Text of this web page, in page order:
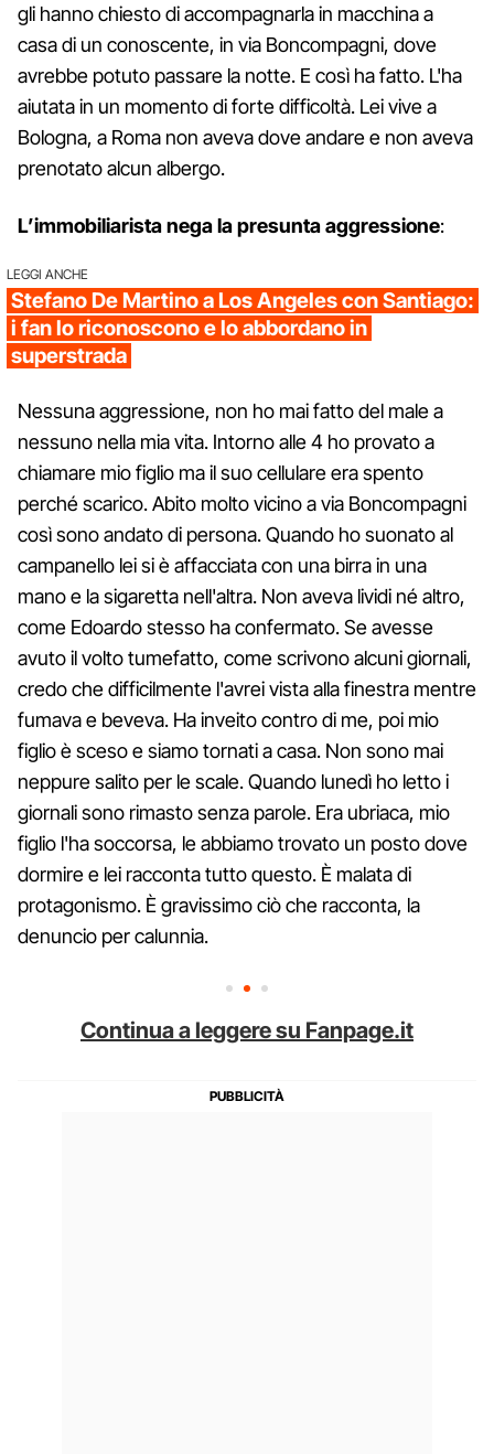
gli hanno chiesto di accompagnarla in macchina a
casa di un conoscente, in via Boncompagni, dove
avrebbe potuto passare la notte. E così ha fatto. L'ha
aiutata in un momento di forte difficoltà. Lei vive a
Bologna, a Roma non aveva dove andare e non aveva
prenotato alcun albergo.
L’immobiliarista nega la presunta aggressione:
LEGGI ANCHE
Stefano De Martino a Los Angeles con Santiago:
i fan lo riconoscono e lo abbordano in
superstrada
Nessuna aggressione, non ho mai fatto del male a
nessuno nella mia vita. Intorno alle 4 ho provato a
chiamare mio figlio ma il suo cellulare era spento
perché scarico. Abito molto vicino a via Boncompagni
così sono andato di persona. Quando ho suonato al
campanello lei si è affacciata con una birra in una
mano e la sigaretta nell'altra. Non aveva lividi né altro,
come Edoardo stesso ha confermato. Se avesse
avuto il volto tumefatto, come scrivono alcuni giornali,
credo che difficilmente l'avrei vista alla finestra mentre
fumava e beveva. Ha inveito contro di me, poi mio
figlio è sceso e siamo tornati a casa. Non sono mai
neppure salito per le scale. Quando lunedì ho letto i
giornali sono rimasto senza parole. Era ubriaca, mio
figlio l'ha soccorsa, le abbiamo trovato un posto dove
dormire e lei racconta tutto questo. È malata di
protagonismo. È gravissimo ciò che racconta, la
denuncio per calunnia.
Continua a leggere su Fanpage.it